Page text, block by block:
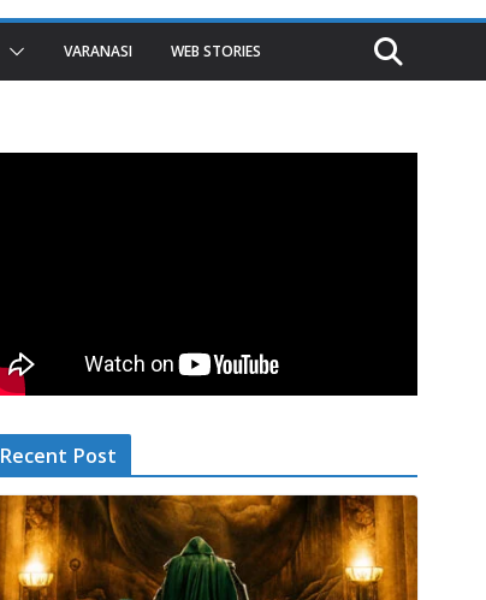
VARANASI WEB STORIES
Recent Post